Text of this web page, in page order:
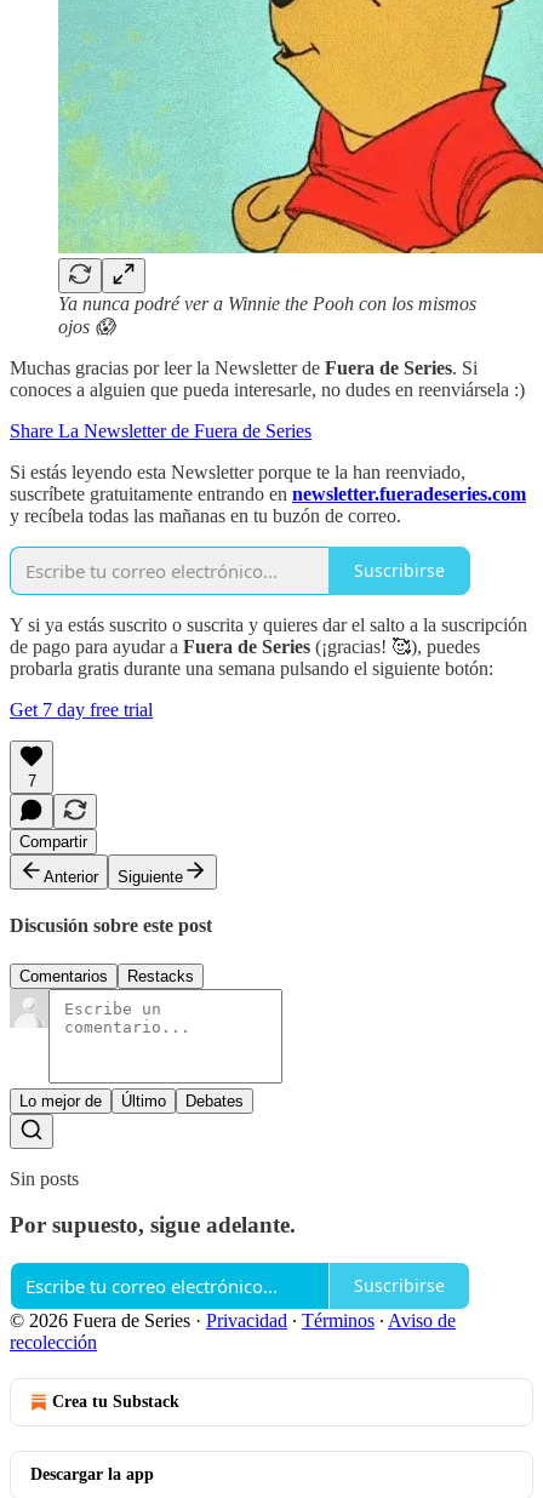
Ya nunca podré ver a Winnie the Pooh con los mismos
ojos 😱
Muchas gracias por leer la Newsletter de Fuera de Series. Si
conoces a alguien que pueda interesarle, no dudes en reenviársela :)
Share La Newsletter de Fuera de Series
Si estás leyendo esta Newsletter porque te la han reenviado,
suscríbete gratuitamente entrando en newsletter.fueradeseries.com
y recíbela todas las mañanas en tu buzón de correo.
Suscribirse
Y si ya estás suscrito o suscrita y quieres dar el salto a la suscripción
de pago para ayudar a Fuera de Series (¡gracias! 🥰), puedes
probarla gratis durante una semana pulsando el siguiente botón:
Get 7 day free trial
7
Compartir
Anterior
Siguiente
Discusión sobre este post
Comentarios Restacks
Lo mejor de Último Debates
Sin posts
Por supuesto, sigue adelante.
Suscribirse
© 2026 Fuera de Series · Privacidad ∙ Términos ∙ Aviso de
recolección
Crea tu Substack
Descargar la app